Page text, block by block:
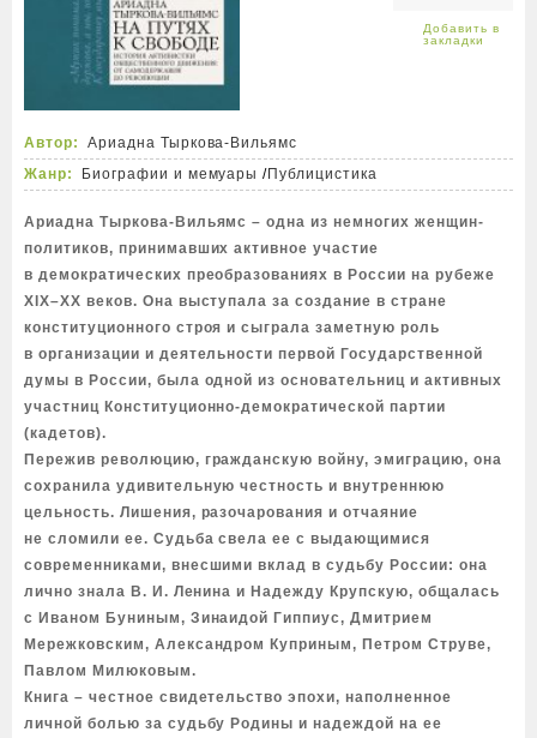
Автор:
Ариадна Тыркова-Вильямс
Жанр:
Биографии и мемуары /Публицистика
Ариадна Тыркова-Вильямс – одна из немногих женщин-
политиков, принимавших активное участие
в демократических преобразованиях в России на рубеже
XIX–XX веков. Она выступала за создание в стране
конституционного строя и сыграла заметную роль
в организации и деятельности первой Государственной
думы в России, была одной из основательниц и активных
участниц Конституционно-демократической партии
(кадетов).
Пережив революцию, гражданскую войну, эмиграцию, она
сохранила удивительную честность и внутреннюю
цельность. Лишения, разочарования и отчаяние
не сломили ее. Судьба свела ее с выдающимися
современниками, внесшими вклад в судьбу России: она
лично знала В. И. Ленина и Надежду Крупскую, общалась
с Иваном Буниным, Зинаидой Гиппиус, Дмитрием
Мережковским, Александром Куприным, Петром Струве,
Павлом Милюковым.
Книга – честное свидетельство эпохи, наполненное
личной болью за судьбу Родины и надеждой на ее